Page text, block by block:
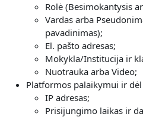
Rolė (Besimokantysis
Vardas arba
pavadinimas);
El. pašto adresas;
Mokykla/Institucija ir
Nuotrauka arba Video;
Platformos palaikymui ir
IP adresas;
Prisijungimo laikas ir